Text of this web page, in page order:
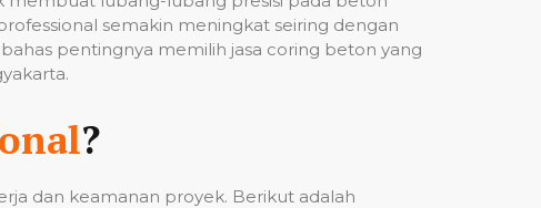
semakin meningkat seiring dengan
pentingnya memilih jasa coring beton yang
?
dan keamanan proyek. Berikut adalah